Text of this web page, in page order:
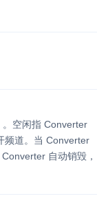
空闲指 Converter
频道。当 Converter
Converter 自动销毁，